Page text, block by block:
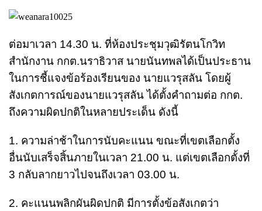
ต่อมาเวลา 14.30 น. ที่ห้องประชุมวุฒิรัตนโกวิท
สำนักงาน กกต.นราธิวาส นายนันทพลได้เป็นประธาน
ในการชี้แจงข้อร้องเรียนของ นายแวรุสลัน โดยผู้
สังเกตการณ์ของนายแวรุสลัน ได้ตั้งคำถามต่อ กกต.
ถึงความผิดปกติในหลายประเด็น ดังนี้
1. ความล่าช้าในการนับคะแนน ขณะที่เขตเลือกตั้ง
อื่นนับเสร็จสิ้นภายในเวลา 21.00 น. แต่เขตเลือกตั้งที่
3 กลับลากยาวไปจนถึงเวลา 03.00 น.
2. คะแนนพลิกผันผิดปกติ มีการตั้งข้อสังเกตว่า